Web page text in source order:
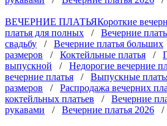
ВЕЧЕРНИЕ ПЛАТЬЯКороткие
платья для полных / Вечерние
свадьбу / Вечерние платья больших
размеров / Коктейльные платья /
выпускной / Недорогие вечерние
вечерние платья / Выпускные
размеров / Распродажа вечерних
коктейльных платьев / Вечерние
рукавами / Вечерние платья 2026 /